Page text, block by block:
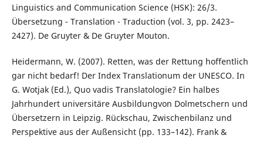
Linguistics and Communication Science (HSK): 26/3.
Übersetzung - Translation - Traduction (vol. 3, pp. 2423–
2427). De Gruyter & De Gruyter Mouton.
Heidermann, W. (2007). Retten, was der Rettung hoffentlich
gar nicht bedarf! Der Index Translationum der UNESCO. In
G. Wotjak (Ed.), Quo vadis Translatologie? Ein halbes
Jahrhundert universitäre Ausbildungvon Dolmetschern und
Übersetzern in Leipzig. Rückschau, Zwischenbilanz und
Perspektive aus der Außensicht (pp. 133–142). Frank &